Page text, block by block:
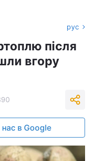
рус
після
вгору
нас в Google